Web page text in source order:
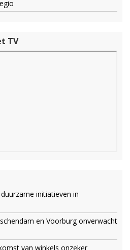
TV
initiatieven in
en Voorburg onverwacht
van winkels onzeker